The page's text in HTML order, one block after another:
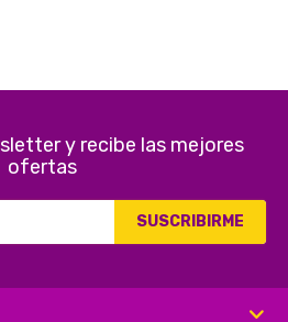
y recibe las mejores
ofertas
SUSCRIBIRME
y Tiempo Libre